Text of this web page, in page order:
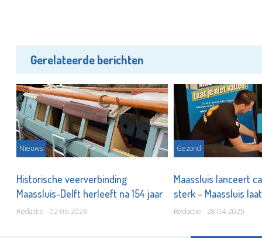
Gerelateerde berichten
Nieuws
Historische veerverbinding
Maassluis-Delft herleeft na 154 jaar
Redactie - 02-06-2026
Gezond
Maassluis lanceert
sterk – Maassluis
Redactie - 28-04-2025